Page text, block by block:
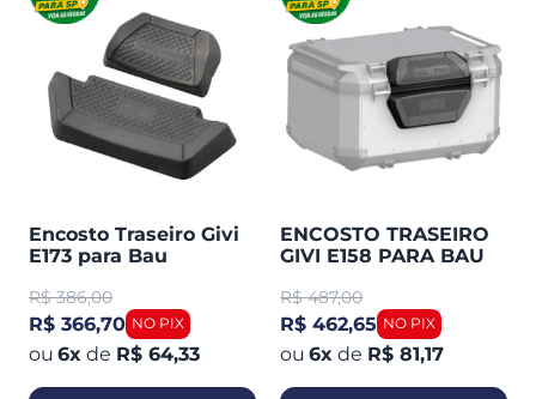
Encosto Traseiro Givi
E173 para Bau
Novo)
R$ 386,00
R$ 366,70
6x de R$ 64,33
ENCOSTO TRASEIRO
GIVI E158 PARA BAU
(MODELO ANTIGO)
PRETO
R$ 487,00
R$ 462,65
6x de R$ 81,17